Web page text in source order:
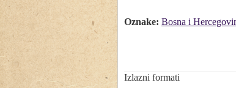
Oznake: Bosna i
Izlazni formati